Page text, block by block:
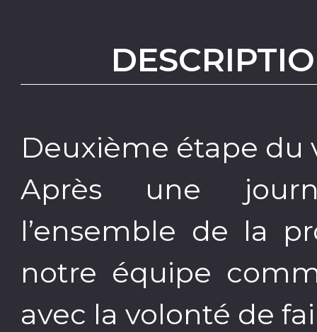
Deuxième étape du
Après une
l’ensemble de la
notre équipe
avec la volonté de